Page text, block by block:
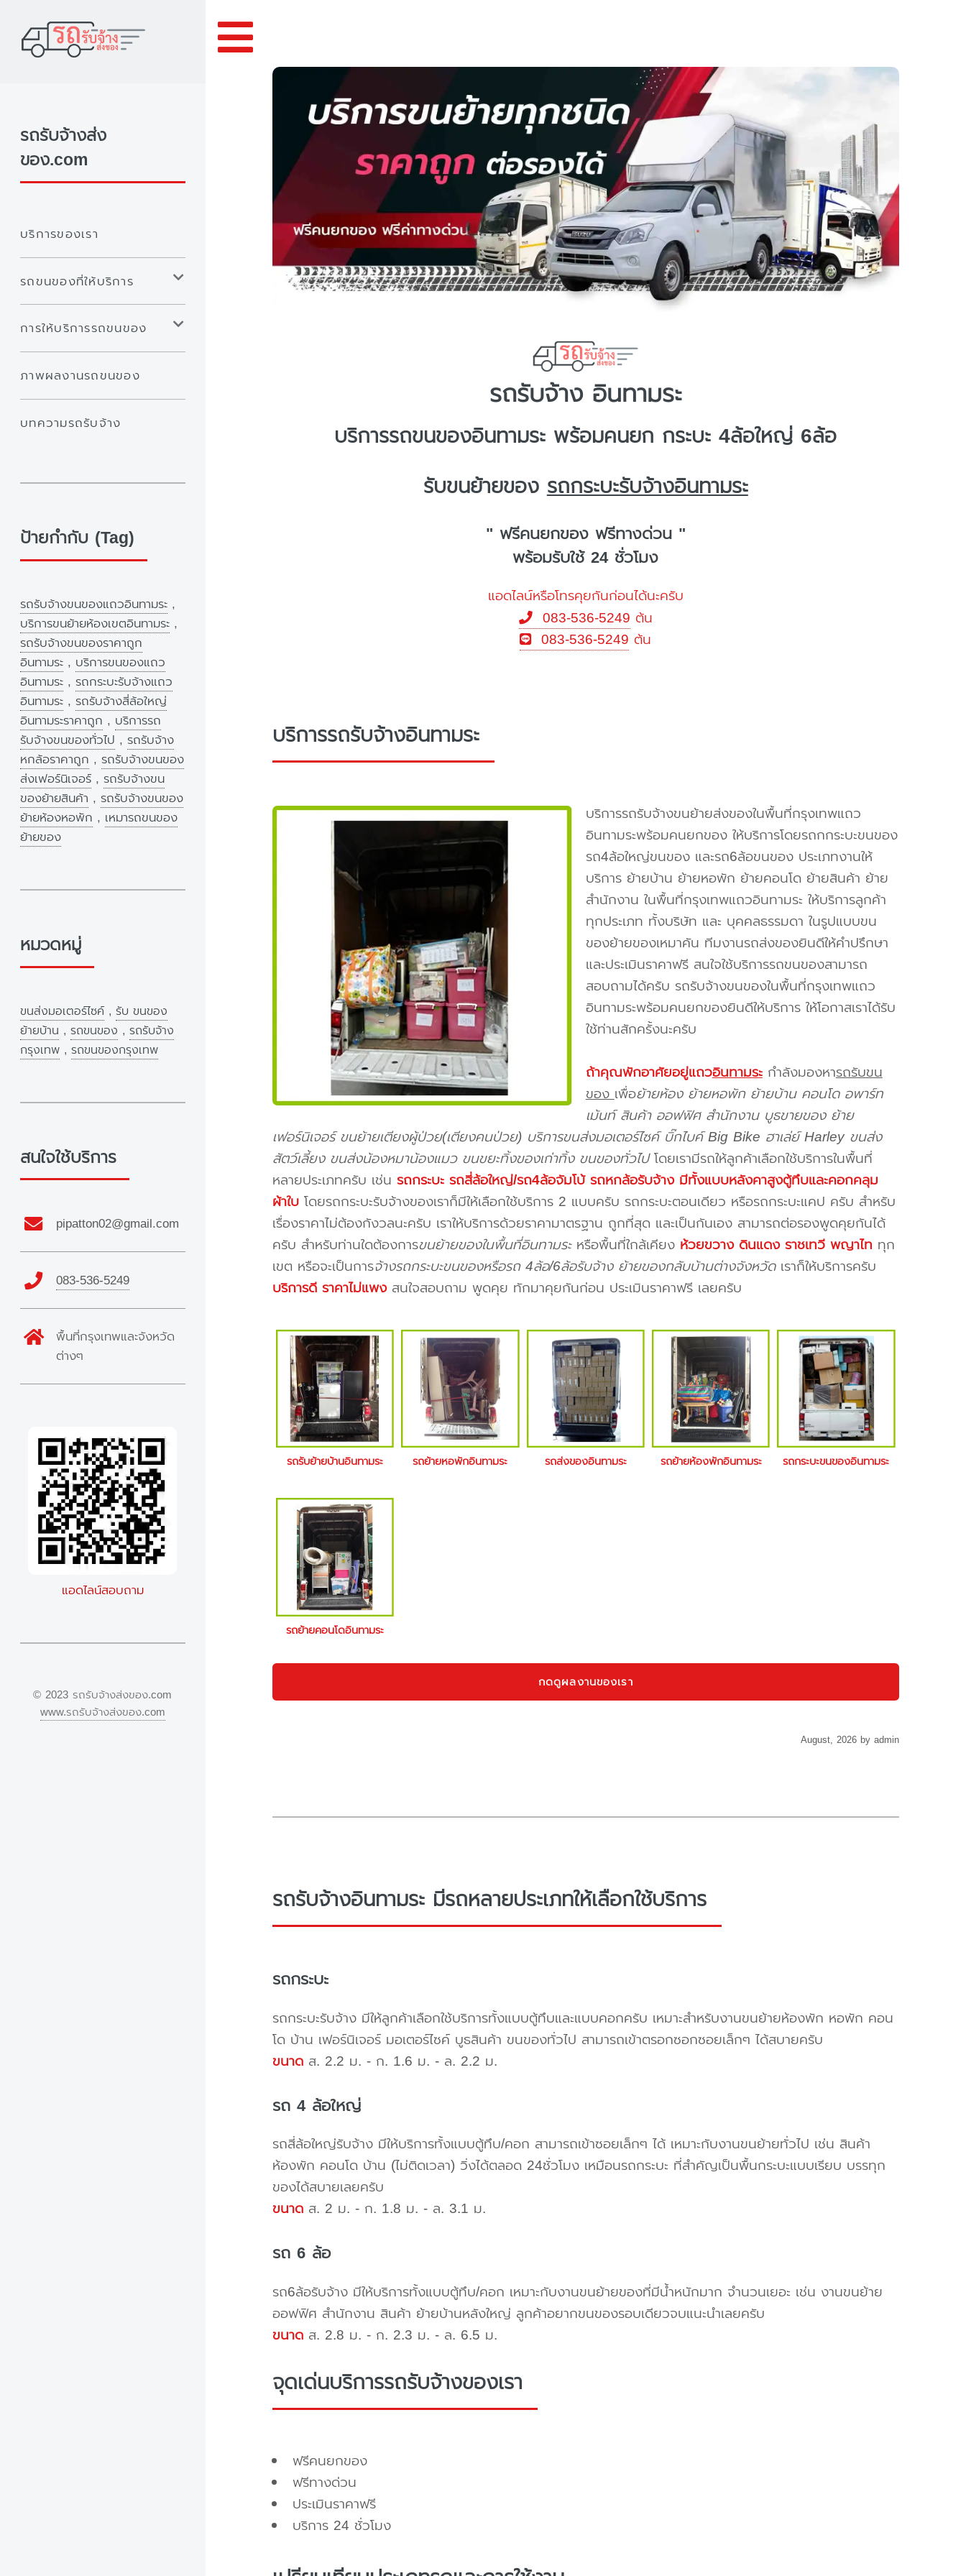
รถรับจ้าง อินทามระ
บริการรถขนของอินทามระ พร้อมคนยก กระบะ 4ล้อใหญ่ 6ล้อ
รับขนย้ายของรถกระบะรับจ้างอินทามระ
" ฟรีคนยกของ ฟรีทางด่วน "
พร้อมรับใช้ 24 ชั่วโมง
แอดไลน์หรือโทรคุยกันก่อนได้นะครับ
083-536-5249 ต้น
083-536-5249 ต้น
บริการรถรับจ้างอินทามระ
บริการรถรับจ้างขนย้ายส่งของในพื้นที่กรุงเทพแถว
อินทามระพร้อมคนยกของ ให้บริการโดยรถกกระบะขนของ
รถ4ล้อใหญ่ขนของ และรถ6ล้อขนของ ประเภทงานให้
บริการ ย้ายบ้าน ย้ายหอพัก ย้ายคอนโด ย้ายสินค้า ย้าย
สำนักงาน ในพื้นที่กรุงเทพแถวอินทามระ ให้บริการลูกค้า
ทุกประเภท ทั้งบริษัท และ บุคคลธรรมดา ในรูปแบบขน
ของย้ายของเหมาคัน ทีมงานรถส่งของยินดีให้คำปรึกษา
และประเมินราคาฟรี สนใจใช้บริการรถขนของสามารถ
สอบถามได้ครับ รถรับจ้างขนของในพื้นที่กรุงเทพแถว
อินทามระพร้อมคนยกของยินดีให้บริการ ให้โอกาสเราได้รับ
ใช้ท่านสักครั้งนะครับ
ถ้าคุณพักอาศัยอยู่แถวอินทามระกำลังมองหารถรับขน
ของเพื่อย้ายห้อง ย้ายหอพัก ย้ายบ้าน คอนโด อพาร์ท
เม้นท์ สินค้า ออฟฟิศ สำนักงาน บูธขายของ ย้าย
เฟอร์นิเจอร์ ขนย้ายเตียงผู้ป่วย(เตียงคนป่วย) บริการขนส่งมอเตอร์ไซค์ บิ๊กไบค์ Big Bike ฮาเล่ย์ Harley ขนส่ง
สัตว์เลี้ยง ขนส่งน้องหมาน้องแมว ขนขยะทิ้งของเก่าทิ้ง ขนของทั่วไปโดยเรามีรถให้ลูกค้าเลือกใช้บริการในพื้นที่
หลายประเภทครับ เช่น รถกระบะ รถสี่ล้อใหญ่/รถ4ล้อจัมโบ้ รถหกล้อรับจ้าง มีทั้งแบบหลังคาสูงตู้ทึบและคอกคลุม
ผ้าใบโดยรถกระบะรับจ้างของเราก็มีให้เลือกใช้บริการ 2 แบบครับ รถกระบะตอนเดียว หรือรถกระบะแคป ครับ สำหรับ
เรื่องราคาไม่ต้องกังวลนะครับ เราให้บริการด้วยราคามาตรฐาน ถูกที่สุด และเป็นกันเอง สามารถต่อรองพูดคุยกันได้
ครับ สำหรับท่านใดต้องการขนย้ายของในพื้นที่อินทามระหรือพื้นที่ใกล้เคียง ห้วยขวาง ดินแดง ราชเทวี พญาไท ทุก
เขต หรือจะเป็นการจ้างรถกระบะขนของหรือรถ 4ล้อ/6ล้อรับจ้าง ย้ายของกลับบ้านต่างจังหวัดเราก็ให้บริการครับ
บริการดี ราคาไม่แพงสนใจสอบถาม พูดคุย ทักมาคุยกันก่อน ประเมินราคาฟรี เลยครับ
รถรับย้ายบ้านอินทามระ รถย้ายหอพักอินทามระ รถส่งของอินทามระ รถย้ายห้องพักอินทามระ รถกระบะขนของอินทามระ
รถย้ายคอนโดอินทามระ
กดดูผลงานของเรา
August, 2026 by admin
รถรับจ้างอินทามระ มีรถหลายประเภทให้เลือกใช้บริการ
รถกระบะ
รถกระบะรับจ้าง มีให้ลูกค้าเลือกใช้บริการทั้งแบบตู้ทึบและแบบคอกครับ เหมาะสำหรับงานขนย้ายห้องพัก หอพัก คอน
โด บ้าน เฟอร์นิเจอร์ มอเตอร์ไซค์ บูธสินค้า ขนของทั่วไป สามารถเข้าตรอกซอกซอยเล็กๆ ได้สบายครับ
ขนาดส. 2.2 ม. - ก. 1.6 ม. - ล. 2.2 ม.
รถ 4 ล้อใหญ่
รถสี่ล้อใหญ่รับจ้าง มีให้บริการทั้งแบบตู้ทึบ/คอก สามารถเข้าซอยเล็กๆ ได้ เหมาะกับงานขนย้ายทั่วไป เช่น สินค้า
ห้องพัก คอนโด บ้าน (ไม่ติดเวลา) วิ่งได้ตลอด 24ชั่วโมง เหมือนรถกระบะ ที่สำคัญเป็นพื้นกระบะแบบเรียบ บรรทุก
ของได้สบายเลยครับ
ขนาดส. 2 ม. - ก. 1.8 ม. - ล. 3.1 ม.
รถ 6 ล้อ
รถ6ล้อรับจ้าง มีให้บริการทั้งแบบตู้ทึบ/คอก เหมาะกับงานขนย้ายของที่มีน้ำหนักมาก จำนวนเยอะ เช่น งานขนย้าย
ออฟฟิศ สำนักงาน สินค้า ย้ายบ้านหลังใหญ่ ลูกค้าอยากขนของรอบเดียวจบแนะนำเลยครับ
ขนาดส. 2.8 ม. - ก. 2.3 ม. - ล. 6.5 ม.
จุดเด่นบริการรถรับจ้างของเรา
ฟรีคนยกของ
ฟรีทางด่วน
ประเมินราคาฟรี
บริการ 24 ชั่วโมง
รถรับจ้างส่ง
ของ.com
บริการของเรา
รถขนของที่ให้บริการ
การให้บริการรถขนของ
ภาพผลงานรถขนของ
บทความรถรับจ้าง
ป้ายกำกับ (Tag)
รถรับจ้างขนของแถวอินทามระ ,
บริการขนย้ายห้องเขตอินทามระ ,
รถรับจ้างขนของราคาถูก
อินทามระ , บริการขนของแถว
อินทามระ , รถกระบะรับจ้างแถว
อินทามระ , รถรับจ้างสี่ล้อใหญ่
อินทามระราคาถูก , บริการรถ
รับจ้างขนของทั่วไป , รถรับจ้าง
หกล้อราคาถูก , รถรับจ้างขนของ
ส่งเฟอร์นิเจอร์ , รถรับจ้างขน
ของย้ายสินค้า , รถรับจ้างขนของ
ย้ายห้องหอพัก , เหมารถขนของ
ย้ายของ
หมวดหมู่
ขนส่งมอเตอร์ไซค์ , รับ ขนของ
ย้ายบ้าน , รถขนของ , รถรับจ้าง
กรุงเทพ , รถขนของกรุงเทพ
สนใจใช้บริการ
pipatton02@gmail.com
083-536-5249
พื้นที่กรุงเทพและจังหวัด
ต่างๆ
แอดไลน์สอบถาม
© 2023 รถรับจ้างส่งของ.com
www.รถรับจ้างส่งของ.com